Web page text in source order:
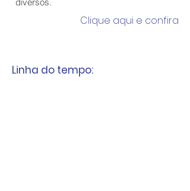
Clique aqui e confira
Linha do tempo: